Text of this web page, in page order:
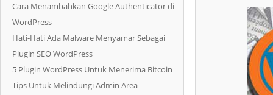
Cara Menambahkan Google Authenticator di
WordPress
Hati-Hati Ada Malware Menyamar Sebagai
Plugin SEO WordPress
5 Plugin WordPress Untuk Menerima Bitcoin
Tips Untuk Melindungi Admin Area